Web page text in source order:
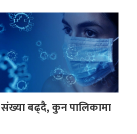
बढ्दै, कुन पालिकामा